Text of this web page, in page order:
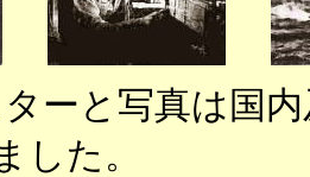
ーと写真は国
した。